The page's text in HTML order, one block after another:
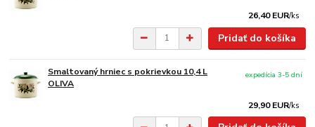
26,40 EUR/ks
Pridať do košíka
Smaltovaný hrniec s pokrievkou 10,4 L
OLIVA
29,90 EUR/ks
expedícia 3-5 dní